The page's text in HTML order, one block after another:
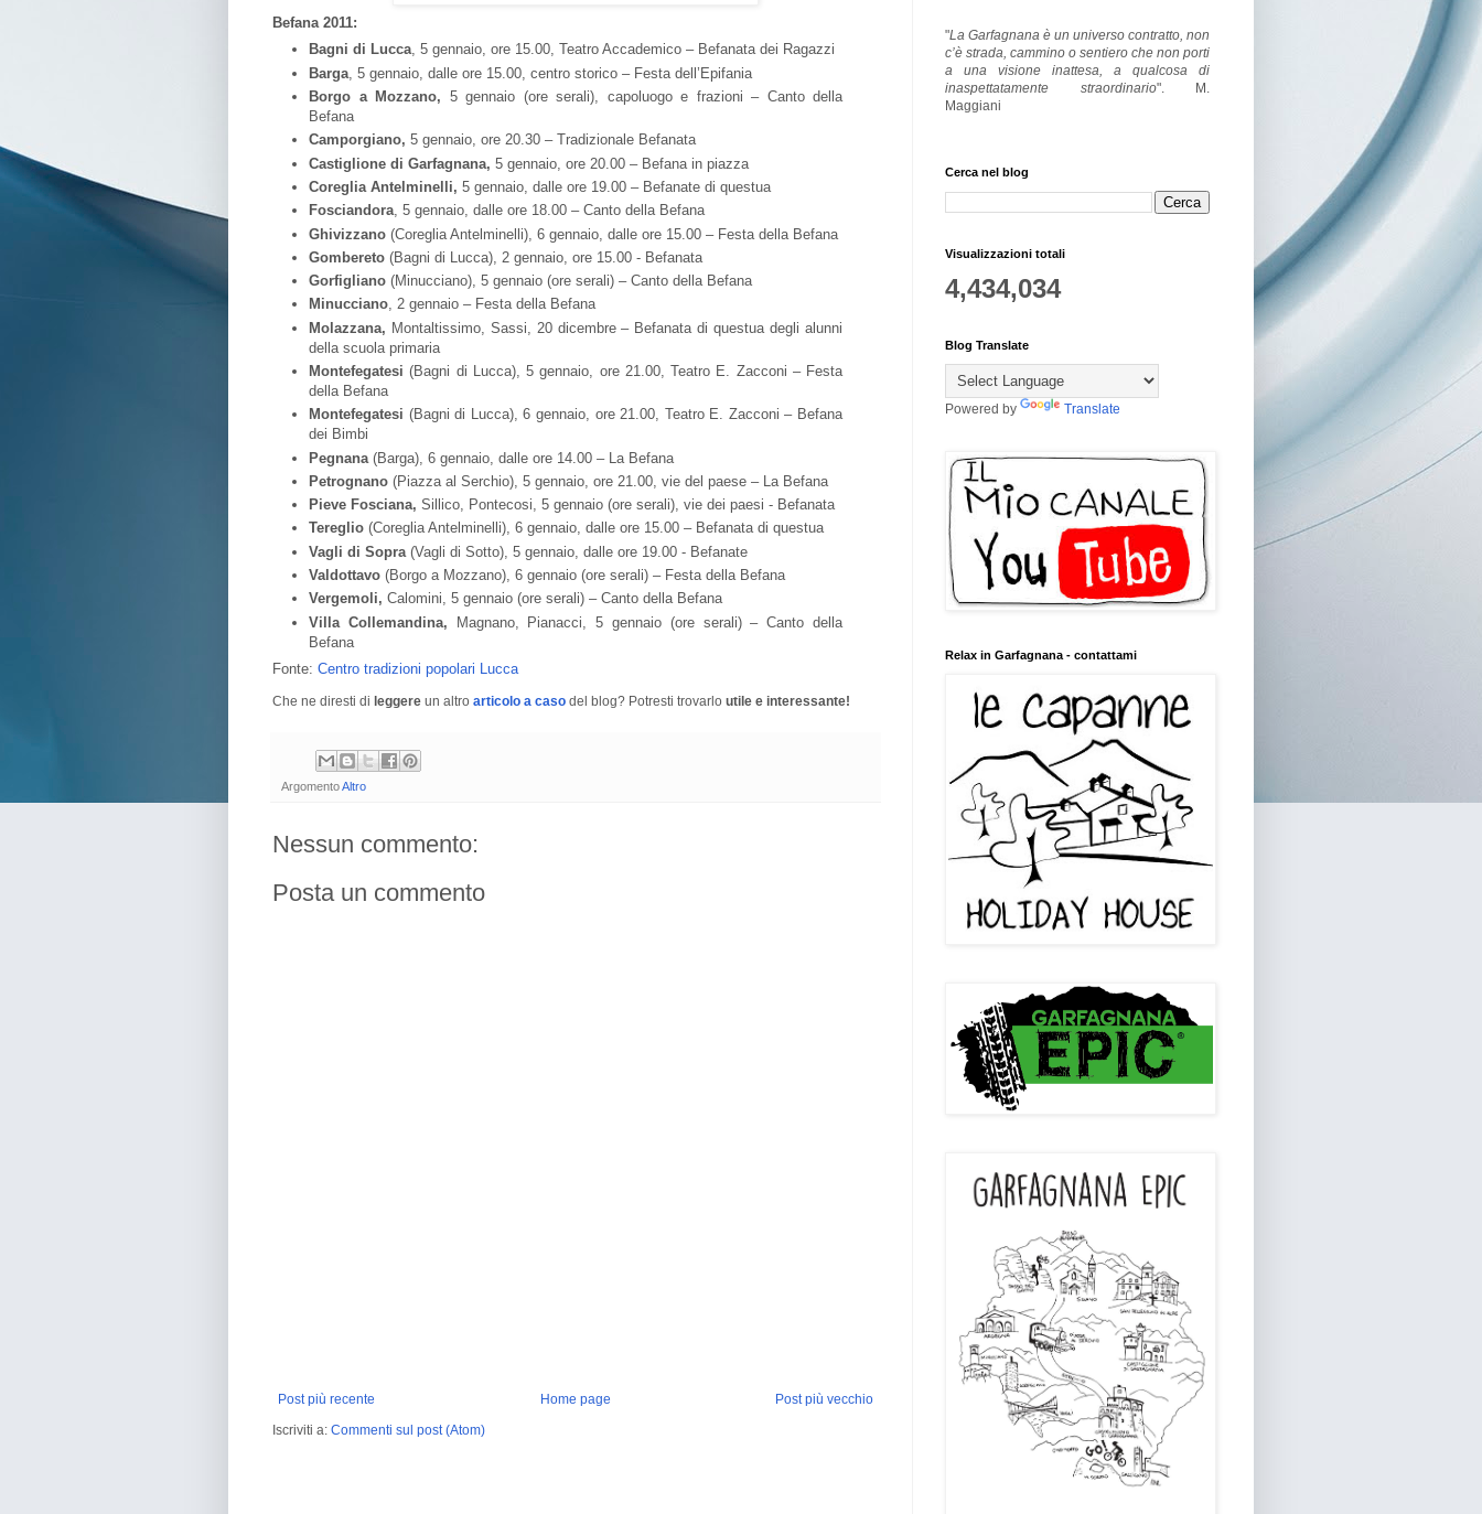
Befana 2011:
Bagni di Lucca, 5 gennaio, ore 15.00, Teatro Accademico – Befanata dei Ragazzi
Barga , 5 gennaio, dalle ore 15.00, centro storico – Festa dell’Epifania
Borgo a Mozzano, 5 gennaio (ore serali), capoluogo e frazioni – Canto della
Befana
Camporgiano, 5 gennaio, ore 20.30 – Tradizionale Befanata
Castiglione di Garfagnana, 5 gennaio, ore 20.00 – Befana in piazza
Coreglia Antelminelli, 5 gennaio, dalle ore 19.00 – Befanate di questua
Fosciandora, 5 gennaio, dalle ore 18.00 – Canto della Befana
Ghivizzano (Coreglia Antelminelli), 6 gennaio, dalle ore 15.00 – Festa della Befana
Gombereto (Bagni di Lucca), 2 gennaio, ore 15.00 - Befanata
Gorfigliano (Minucciano), 5 gennaio (ore serali) – Canto della Befana
Minucciano, 2 gennaio – Festa della Befana
Molazzana, Montaltissimo, Sassi, 20 dicembre – Befanata di questua degli alunni
della scuola primaria
Montefegatesi (Bagni di Lucca), 5 gennaio, ore 21.00, Teatro E. Zacconi – Festa
della Befana
Montefegatesi (Bagni di Lucca), 6 gennaio, ore 21.00, Teatro E. Zacconi – Befana
dei Bimbi
Pegnana (Barga), 6 gennaio, dalle ore 14.00 – La Befana
Petrognano (Piazza al Serchio), 5 gennaio, ore 21.00, vie del paese – La Befana
Pieve Fosciana, Sillico, Pontecosi, 5 gennaio (ore serali), vie dei paesi - Befanata
Tereglio (Coreglia Antelminelli), 6 gennaio, dalle ore 15.00 – Befanata di questua
Vagli di Sopra (Vagli di Sotto), 5 gennaio, dalle ore 19.00 - Befanate
Valdottavo (Borgo a Mozzano), 6 gennaio (ore serali) – Festa della Befana
Vergemoli, Calomini, 5 gennaio (ore serali) – Canto della Befana
Villa Collemandina, Magnano, Pianacci, 5 gennaio (ore serali) – Canto della
Befana
Fonte: Centro tradizioni popolari Lucca
Che ne diresti di leggere un altro articolo a caso del blog? Potresti trovarlo utile e interessante!
ArgomentoAltro
Nessun commento:
Posta un commento
Post più recente Post più vecchio
Home page
Iscriviti a: Commenti sul post (Atom)
"La Garfagnana è un universo contratto, non
c’è strada, cammino o sentiero che non porti
a una visione inattesa, a qualcosa di
inaspettatamente straordinario". M.
Maggiani
Cerca nel blog
Visualizzazioni totali
4,434,034
Blog Translate
Powered by Translate
Relax in Garfagnana - contattami